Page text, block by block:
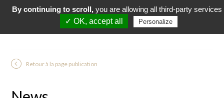
Retour à la page publication
By continuing to scroll, you are allowing all third-party services
✓ OK, accept all
Personalize